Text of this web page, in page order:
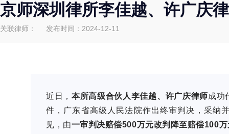
京师深圳律所李佳越、许广庆
关联律师： 发布时间：2024-12-11
近日，本所高级合伙人李佳越、许广庆律师成功
件，广东省高级人民法院作出终审判决，采纳
见，由一审判决赔偿500万元改判降至赔偿100